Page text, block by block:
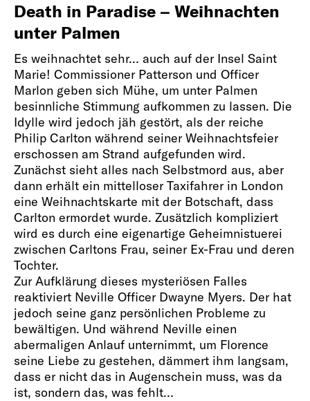
Death in Paradise – Weihnachten
unter Palmen
Es weihnachtet sehr… auch auf der Insel Saint
Marie! Commissioner Patterson und Officer
Marlon geben sich Mühe, um unter Palmen
besinnliche Stimmung aufkommen zu lassen. Die
Idylle wird jedoch jäh gestört, als der reiche
Philip Carlton während seiner Weihnachtsfeier
erschossen am Strand aufgefunden wird.
Zunächst sieht alles nach Selbstmord aus, aber
dann erhält ein mittelloser Taxifahrer in London
eine Weihnachtskarte mit der Botschaft, dass
Carlton ermordet wurde. Zusätzlich kompliziert
wird es durch eine eigenartige Geheimnistuerei
zwischen Carltons Frau, seiner Ex-Frau und deren
Tochter.
Zur Aufklärung dieses mysteriösen Falles
reaktiviert Neville Officer Dwayne Myers. Der hat
jedoch seine ganz persönlichen Probleme zu
bewältigen. Und während Neville einen
abermaligen Anlauf unternimmt, um Florence
seine Liebe zu gestehen, dämmert ihm langsam,
dass er nicht das in Augenschein muss, was da
ist, sondern das, was fehlt…